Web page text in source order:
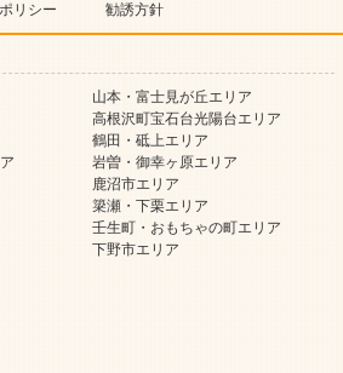
リシー
勧誘方針
山本・富士見が丘エリア
高根沢町宝石台光陽台エリア
鶴田・砥上エリア
岩曽・御幸ヶ原エリア
鹿沼市エリア
簗瀬・下栗エリア
壬生町・おもちゃの町エリア
下野市エリア